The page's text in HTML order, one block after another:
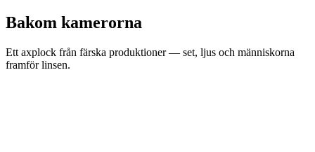
Bakom kamerorna
Ett axplock från färska produktioner — set, ljus och människorna
framför linsen.